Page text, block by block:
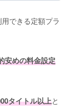
できる定額プラ
安めの料金設定
タイトル以上と